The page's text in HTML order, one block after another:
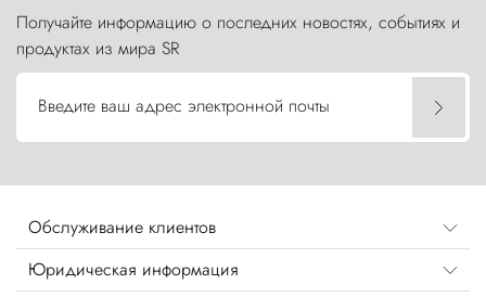
Получайте информацию о последних новостях, событиях и
продуктах из мира SR
Введите ваш адрес электронной почты
Обслуживание клиентов
Юридическая информация